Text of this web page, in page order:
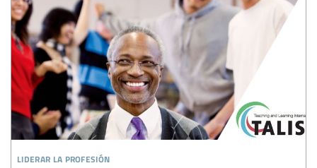
liderar la profesión